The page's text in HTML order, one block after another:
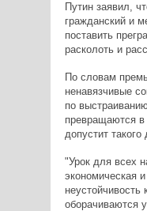
Путин заявил,
гражданский и
поставить
расколоть и
По словам
ненавязчивые
по
превращаются в
допустит такого
"Урок для всех
экономическая
оборачиваются